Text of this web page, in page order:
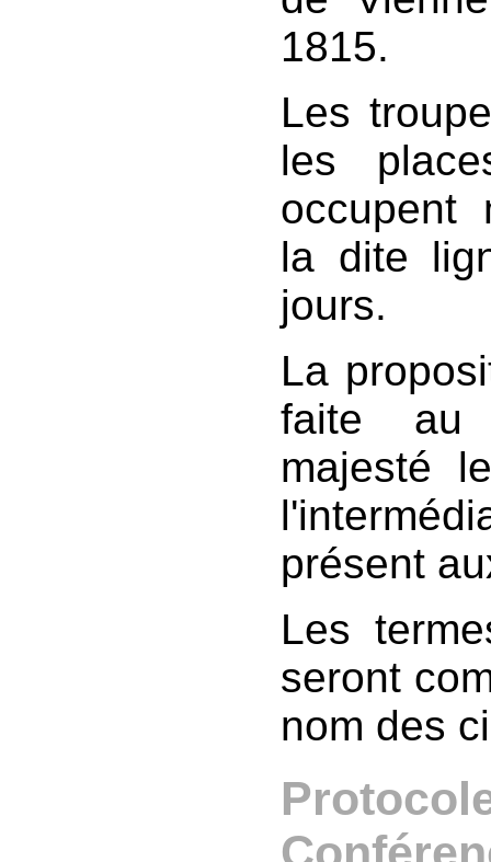
1815.
Les
les
occupent
la dite
jours.
La
faite au
majesté
présent
Les
seront
nom des